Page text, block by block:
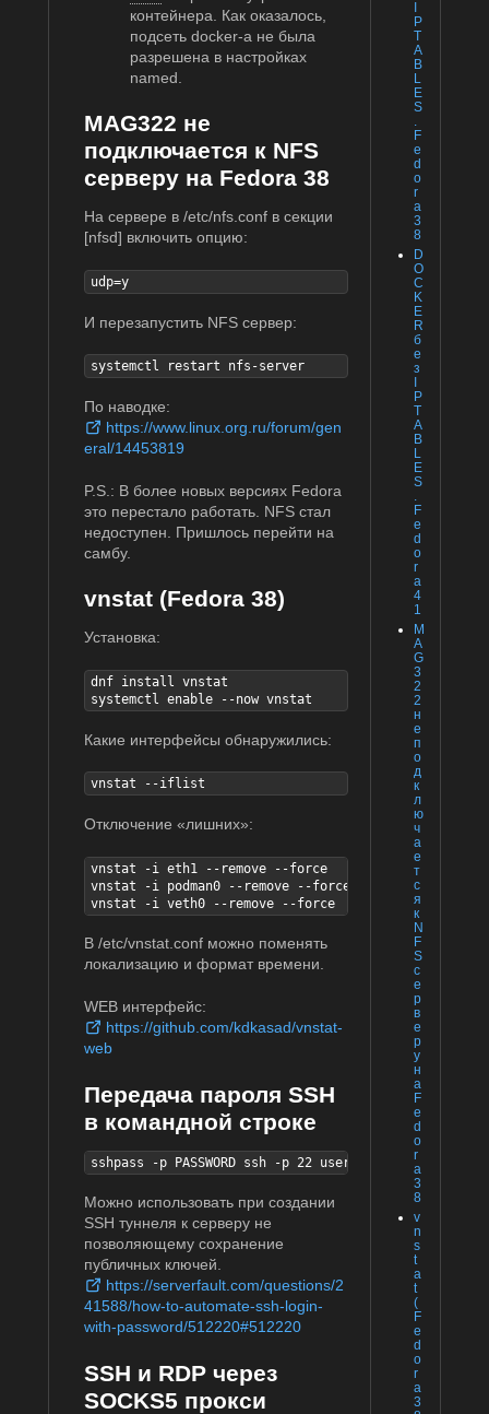
P
T
A
B
L
E
S
.
F
e
d
o
r
a
3
8
D
O
C
K
E
R
б
е
з
P
T
A
B
L
E
S
.
F
e
d
o
r
a
4
1
M
A
G
3
2
2
н
е
п
о
д
к
л
ю
ч
а
е
т
с
я
к
N
F
S
с
е
р
в
е
р
у
н
а
F
e
d
o
r
a
3
8
v
n
s
t
a
t
(
F
e
d
o
r
a
3
контейнера. Как оказалось,
подсеть docker-а не была
разрешена в настройках
named.
MAG322 не
подключается к NFS
серверу на Fedora 38
На сервере в /etc/nfs.conf в секции
[nfsd] включить опцию:
udp=y
И перезапустить NFS сервер:
systemctl restart nfs-server
По наводке:
https://www.linux.org.ru/forum/gen
eral/14453819
P.S.: В более новых версиях Fedora
это перестало работать. NFS стал
недоступен. Пришлось перейти на
самбу.
vnstat (Fedora 38)
Установка:
dnf install vnstat
systemctl enable --now vnstat
Какие интерфейсы обнаружились:
vnstat --iflist
Отключение «лишних»:
vnstat -i eth1 --remove --force
vnstat -i podman0 --remove --force
vnstat -i veth0 --remove --force
В /etc/vnstat.conf можно поменять
локализацию и формат времени.
WEB интерфейс:
https://github.com/kdkasad/vnstat-
web
Передача пароля SSH
в командной строке
sshpass -p PASSWORD ssh -p 22 user@server
Можно использовать при создании
SSH туннеля к серверу не
позволяющему сохранение
публичных ключей.
https://serverfault.com/questions/2
41588/how-to-automate-ssh-login-
with-password/512220#512220
SSH и RDP через
SOCKS5 прокси